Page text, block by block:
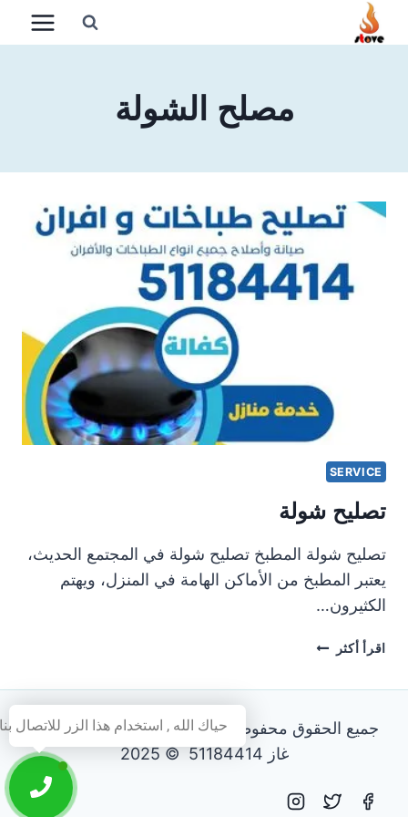
التجاوز
مصلح الشولة
SERVICE
تصليح شولة
تصليح شولة المطبخ تصليح شولة في المجتمع الحديث،
يعتبر المطبخ من الأماكن الهامة في المنزل، ويهتم
الكثيرون…
اقرأ أكثر
تصليح
جميع الحقوق محفوظة - فني تصليح طباخات و افران
غاز 51184414 © 2025
حياك الله , استخدام هذا الزر للاتصال بنا